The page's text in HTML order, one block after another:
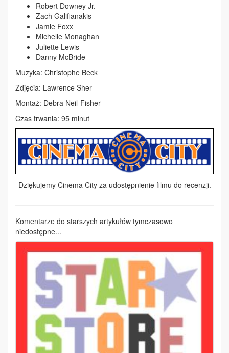
Robert Downey Jr.
Zach Galifianakis
Jamie Foxx
Michelle Monaghan
Juliette Lewis
Danny McBride
Muzyka: Christophe Beck
Zdjęcia: Lawrence Sher
Montaż: Debra Neil-Fisher
Czas trwania: 95 minut
Dziękujemy Cinema City za udostępnienie filmu do recenzji.
Komentarze do starszych artykułów tymczasowo
niedostępne...